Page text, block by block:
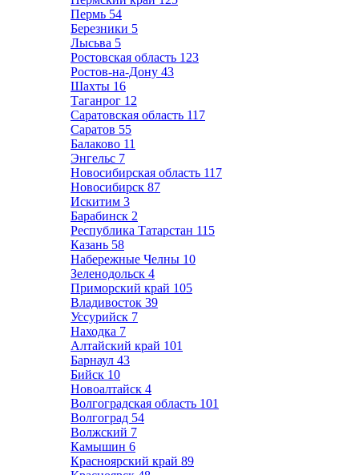
Пермь 54
Березники 5
Лысьва 5
Ростовская область 123
Ростов-на-Дону 43
Шахты 16
Таганрог 12
Саратовская область 117
Саратов 55
Балаково 11
Энгельс 7
Новосибирская область 117
Новосибирск 87
Искитим 3
Барабинск 2
Республика Татарстан 115
Казань 58
Набережные Челны 10
Зеленодольск 4
Приморский край 105
Владивосток 39
Уссурийск 7
Находка 7
Алтайский край 101
Барнаул 43
Бийск 10
Новоалтайск 4
Волгоградская область 101
Волгоград 54
Волжский 7
Камышин 6
Красноярский край 89